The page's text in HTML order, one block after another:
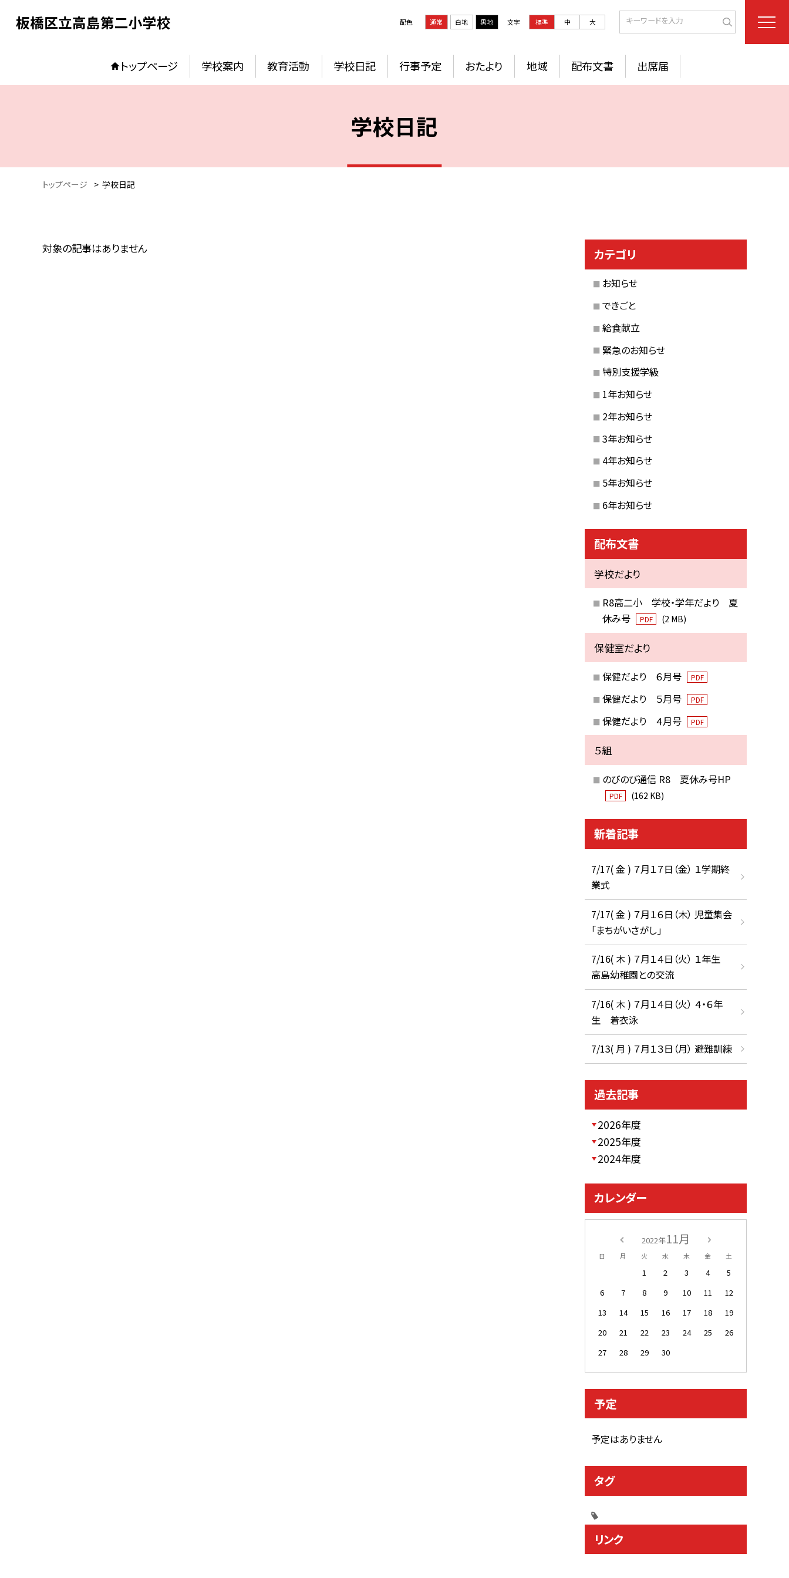
板橋区立高島第二小学校 配色 通常 白地 黒地 文字 標準 中 大
トップページ 学校案内 教育活動 学校日記 行事予定 おたより 地域 配布文書 出席届
学校日記
トップページ > 学校日記
対象の記事はありません カテゴリ
お知らせ
できごと
給食献立
緊急のお知らせ
特別支援学級
1年お知らせ
2年お知らせ
3年お知らせ
4年お知らせ
5年お知らせ
6年お知らせ
配布文書
学校だより
R8高二小 学校・学年だより 夏
休み号
PDF (2 MB)
保健室だより
保健だより ６月号 PDF
保健だより ５月号 PDF
保健だより ４月号 PDF
５組
のびのび通信 R8 夏休み号HP
PDF (162 KB)
新着記事
7/17( 金 ) ７月１７日（金） １学期終
業式
7/17( 金 ) ７月１６日（木） 児童集会
「まちがいさがし」
7/16( 木 ) ７月１４日（火） １年生
高島幼稚園との交流
7/16( 木 ) ７月１４日（火） ４・６年
生 着衣泳
7/13( 月 ) ７月１３日（月） 避難訓練
過去記事
2026年度
2025年度
2024年度
カレンダー
2022年11月
日 月 火 水 木 金 土
1 2 3 4
5
6
7 8 9 10 11
12
13
14 15 16 17 18
19
20
21 22 23 24 25
26
27
28 29 30
予定
予定はありません
タグ
リンク